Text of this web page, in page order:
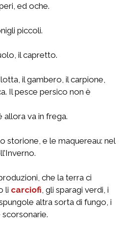
ed oche.
piccoli.
il capretto.
il gambero, il carpione,
Il pesce persico non è
allora va in frega.
storione, e le maquereau: nel
che la terra ci
li carciofi , gli sparagi verdi, i
altra sorta di fungo, i
scorsonarie.